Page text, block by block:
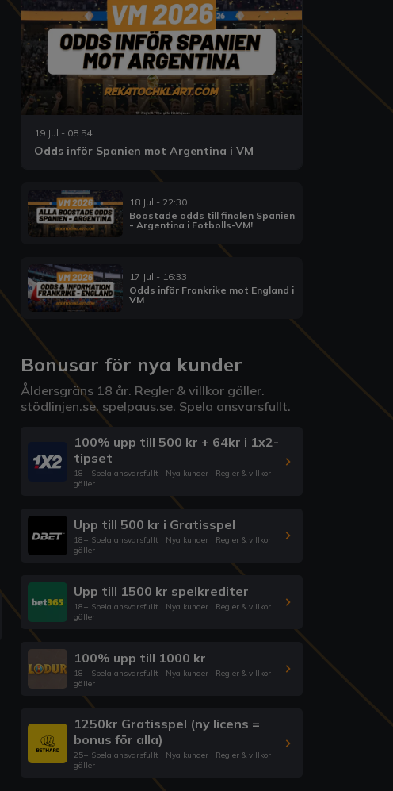
19 Jul - 08:54
Odds inför Spanien mot Argentina i VM
18 Jul - 22:30
Boostade odds till finalen Spanien
- Argentina i Fotbolls-VM!
17 Jul - 16:33
Odds inför Frankrike mot England i
VM
Bonusar för nya kunder
Åldersgräns 18 år. Regler & villkor gäller.
stödlinjen.se. spelpaus.se. Spela ansvarsfullt.
100% upp till 500 kr + 64kr i 1x2-
tipset
18+ Spela ansvarsfullt | Nya kunder | Regler & villkor
gäller
Upp till 500 kr i Gratisspel
18+ Spela ansvarsfullt | Nya kunder | Regler & villkor
gäller
Upp till 1500 kr spelkrediter
18+ Spela ansvarsfullt | Nya kunder | Regler & villkor
gäller
100% upp till 1000 kr
18+ Spela ansvarsfullt | Nya kunder | Regler & villkor
gäller
1250kr Gratisspel (ny licens =
bonus för alla)
25+ Spela ansvarsfullt | Nya kunder | Regler & villkor
gäller